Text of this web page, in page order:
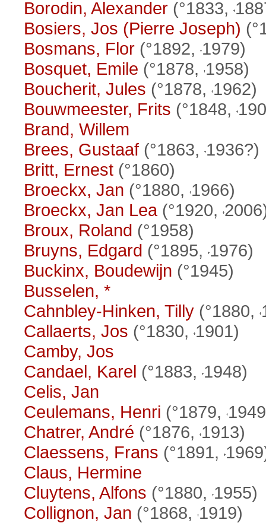
Borodin, Alexander (°1833,
Bosiers, Jos (Pierre Joseph)
Bosmans, Flor (°1892, 1979)
Bosquet, Emile (°1878, 1958)
Boucherit, Jules (°1878, 1962)
Bouwmeester, Frits (°1848,
Brand, Willem
Brees, Gustaaf(°1863, 1936?)
Britt, Ernest (°1860)
Broeckx, Jan (°1880, 1966)
Broeckx, Jan Lea(°1920,
Broux, Roland (°1958)
Bruyns, Edgard (°1895, 1976)
Buckinx, Boudewijn (°1945)
Busselen, *
Cahnbley-Hinken, Tilly (°1880,
Callaerts, Jos (°1830, 1901)
Camby, Jos
Candael, Karel (°1883, 1948)
Celis, Jan
Ceulemans, Henri (°1879,
Chatrer, André (°1876, 1913)
Claessens, Frans (°1891,
Claus, Hermine
Cluytens, Alfons (°1880, 1955)
Collignon, Jan (°1868, 1919)